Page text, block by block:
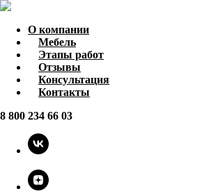
О компании
Мебель
Этапы работ
Отзывы
Консультация
Контакты
8 800 234 66 03